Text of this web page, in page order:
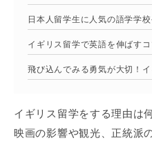
日本人留学生に人気の語学学
イギリス留学で英語を伸ばす
飛び込んでみる勇気が大切！
イギリス留学をする理由は
映画の影響や観光、正統派